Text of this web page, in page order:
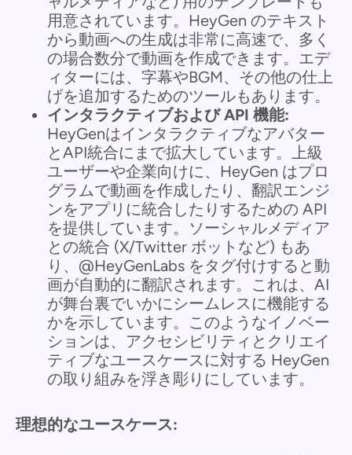
用意されています。HeyGen のテキスト
から動画への生成は非常に高速で、多く
の場合数分で動画を作成できます。エデ
ィターには、字幕やBGM、その他の仕上
げを追加するためのツールもあります。
インタラクティブおよび API 機能:
HeyGenはインタラクティブなアバター
とAPI統合にまで拡大しています。上級
ユーザーや企業向けに、HeyGen はプロ
グラムで動画を作成したり、翻訳エンジ
ンをアプリに統合したりするための API
を提供しています。ソーシャルメディア
との統合 (X/Twitter ボットなど) もあ
り、@HeyGenLabs をタグ付けすると動
画が自動的に翻訳されます。これは、AI
が舞台裏でいかにシームレスに機能する
かを示しています。このようなイノベー
ションは、アクセシビリティとクリエイ
ティブなユースケースに対する HeyGen
の取り組みを浮き彫りにしています。
理想的なユースケース: